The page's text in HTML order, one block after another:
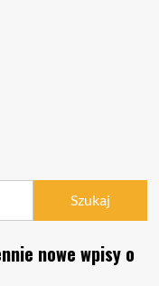
nowe wpisy o